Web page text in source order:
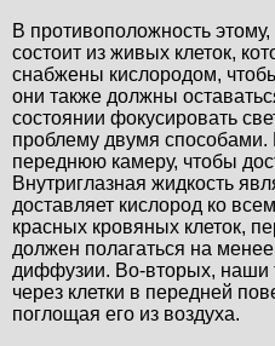
В противоположность
состоит из живых клеток,
снабжены кислородом,
они также должны
состоянии фокусировать
проблему двумя способами.
переднюю камеру, чтобы
Внутриглазная жидкость
доставляет кислород ко
красных кровяных клеток,
должен полагаться на
диффузии. Во-вторых, наши
через клетки в передней
поглощая его из воздуха.